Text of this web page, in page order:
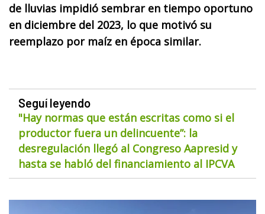
de lluvias impidió sembrar en tiempo oportuno
en diciembre del 2023, lo que motivó su
reemplazo por maíz en época similar.
Seguí leyendo
"Hay normas que están escritas como si el
productor fuera un delincuente”: la
desregulación llegó al Congreso Aapresid y
hasta se habló del financiamiento al IPCVA